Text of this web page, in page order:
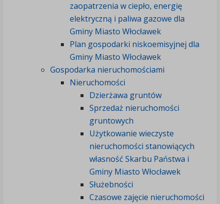
zaopatrzenia w ciepło, energię
elektryczną i paliwa gazowe dla
Gminy Miasto Włocławek
Plan gospodarki niskoemisyjnej dla
Gminy Miasto Włocławek
Gospodarka nieruchomościami
Nieruchomości
Dzierżawa gruntów
Sprzedaż nieruchomości
gruntowych
Użytkowanie wieczyste
nieruchomości stanowiących
własność Skarbu Państwa i
Gminy Miasto Włocławek
Służebności
Czasowe zajęcie nieruchomości